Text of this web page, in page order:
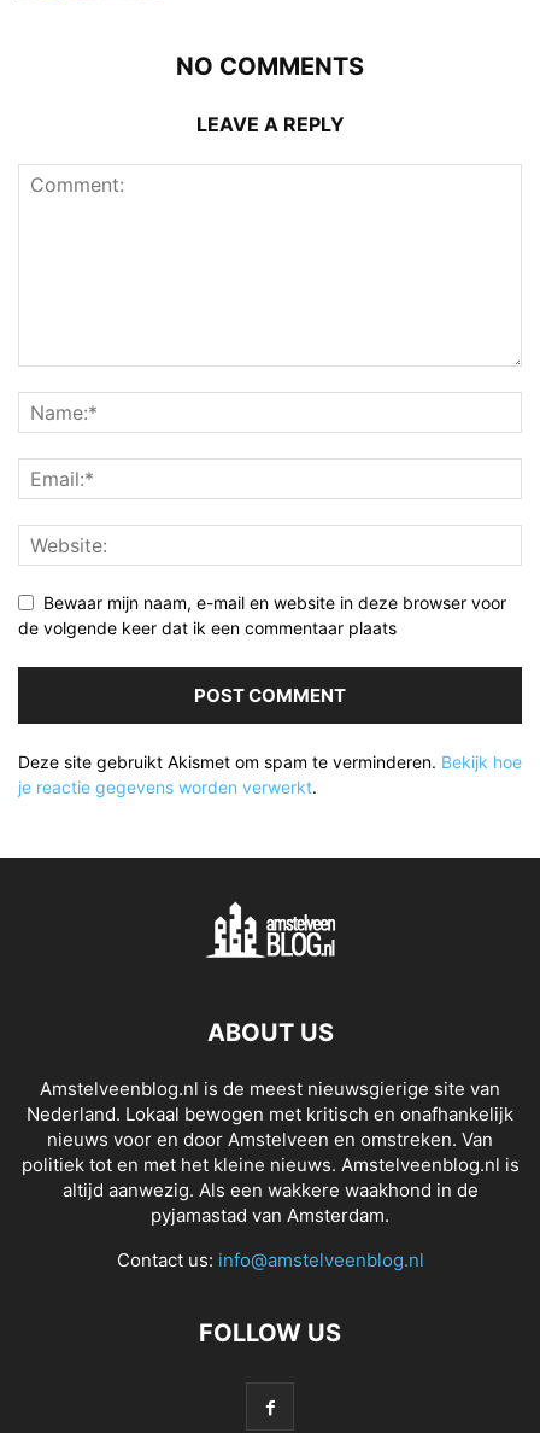
NO COMMENTS
LEAVE A REPLY
Bewaar mijn naam, e-mail en website in deze browser voor
de volgende keer dat ik een commentaar plaats
Deze site gebruikt Akismet om spam te verminderen. Bekijk hoe
je reactie gegevens worden verwerkt.
ABOUT US
Amstelveenblog.nl is de meest nieuwsgierige site van
Nederland. Lokaal bewogen met kritisch en onafhankelijk
nieuws voor en door Amstelveen en omstreken. Van
politiek tot en met het kleine nieuws. Amstelveenblog.nl is
altijd aanwezig. Als een wakkere waakhond in de
pyjamastad van Amsterdam.
Contact us: info@amstelveenblog.nl
FOLLOW US